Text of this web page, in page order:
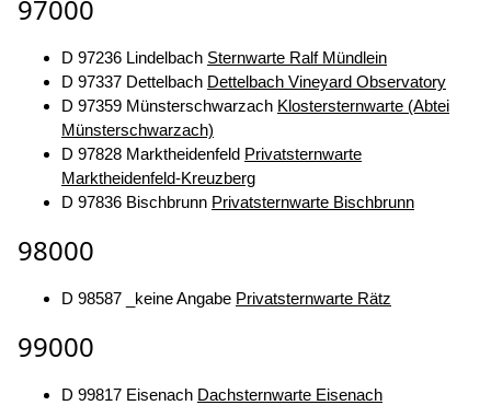
97000
D 97236 Lindelbach Sternwarte Ralf Mündlein
D 97337 Dettelbach Dettelbach Vineyard Observatory
D 97359 Münsterschwarzach Klostersternwarte (Abtei
Münsterschwarzach)
D 97828 Marktheidenfeld Privatsternwarte
Marktheidenfeld-Kreuzberg
D 97836 Bischbrunn Privatsternwarte Bischbrunn
98000
D 98587 _keine Angabe Privatsternwarte Rätz
99000
D 99817 Eisenach Dachsternwarte Eisenach